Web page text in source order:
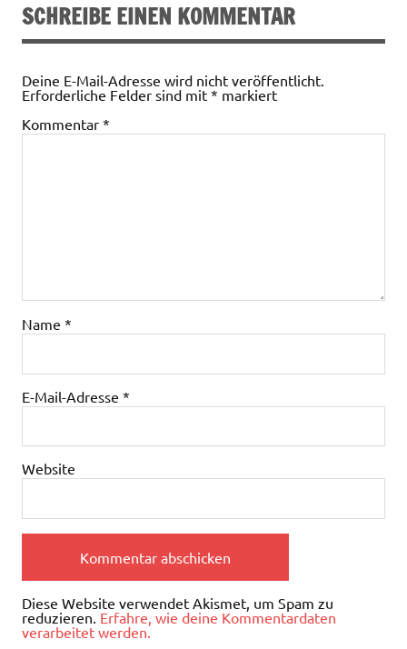
SCHREIBE EINEN KOMMENTAR
Deine E-Mail-Adresse wird nicht veröffentlicht.
Erforderliche Felder sind mit * markiert
Kommentar *
Name *
E-Mail-Adresse *
Website
Diese Website verwendet Akismet, um Spam zu
reduzieren. Erfahre, wie deine Kommentardaten
verarbeitet werden.